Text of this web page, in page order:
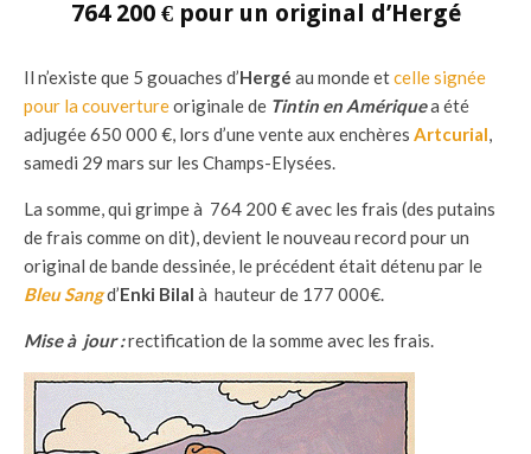
764 200 € pour un original d’Hergé
Il n’existe que 5 gouaches d’Hergé au monde etcelle signée
pour la couvertureoriginale de Tintin en Amériquea été
adjugée 650 000 €, lors d’une vente aux enchères Artcurial,
samedi 29 mars sur les Champs-Elysées.
La somme, qui grimpe à 764 200 € avec les frais (des putains
de frais comme on dit), devient le nouveau record pour un
original de bande dessinée, le précédent était détenu par le
Bleu Sangd’Enki Bilal à hauteur de 177 000€.
Mise à jour :rectification de la somme avec les frais.